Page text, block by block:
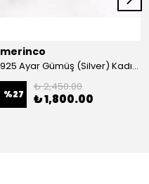
merinco
925 Ayar Gümüş (Silver) Kadın Kolye
%27
₺ 2,450.00
₺ 1,800.00